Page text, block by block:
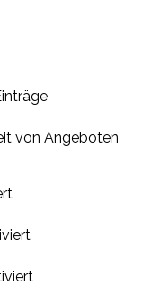
von Angeboten